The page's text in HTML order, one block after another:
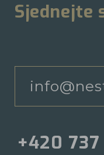
Sjednejte
+420